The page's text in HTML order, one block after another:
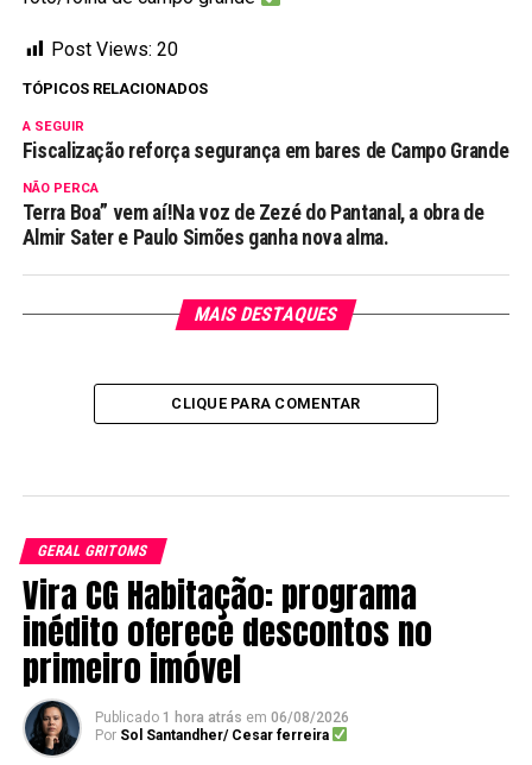
Post Views: 20
TÓPICOS RELACIONADOS
A SEGUIR
Fiscalização reforça segurança em bares de Campo Grande
NÃO PERCA
Terra Boa” vem aí!Na voz de Zezé do Pantanal, a obra de
Almir Sater e Paulo Simões ganha nova alma.
MAIS DESTAQUES
CLIQUE PARA COMENTAR
GERAL GRITOMS
Vira CG Habitação: programa
inédito oferece descontos no
primeiro imóvel
Publicado 1 hora atrás em 06/08/2026
Por Sol Santandher/ Cesar ferreira